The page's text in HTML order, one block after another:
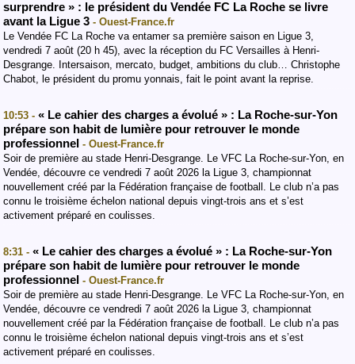
surprendre » : le président du Vendée FC La Roche se livre
avant la Ligue 3 - Ouest-France.fr
Le Vendée FC La Roche va entamer sa première saison en Ligue 3,
vendredi 7 août (20 h 45), avec la réception du FC Versailles à Henri-
Desgrange. Intersaison, mercato, budget, ambitions du club… Christophe
Chabot, le président du promu yonnais, fait le point avant la reprise.
10:53 - « Le cahier des charges a évolué » : La Roche-sur-Yon
prépare son habit de lumière pour retrouver le monde
professionnel - Ouest-France.fr
Soir de première au stade Henri-Desgrange. Le VFC La Roche-sur-Yon, en
Vendée, découvre ce vendredi 7 août 2026 la Ligue 3, championnat
nouvellement créé par la Fédération française de football. Le club n’a pas
connu le troisième échelon national depuis vingt-trois ans et s’est
activement préparé en coulisses.
8:31 - « Le cahier des charges a évolué » : La Roche-sur-Yon
prépare son habit de lumière pour retrouver le monde
professionnel - Ouest-France.fr
Soir de première au stade Henri-Desgrange. Le VFC La Roche-sur-Yon, en
Vendée, découvre ce vendredi 7 août 2026 la Ligue 3, championnat
nouvellement créé par la Fédération française de football. Le club n’a pas
connu le troisième échelon national depuis vingt-trois ans et s’est
activement préparé en coulisses.